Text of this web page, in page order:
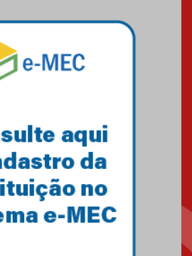
04.08.2026
Mackenzie recepciona os
calouros do segundo semestre
Como o Colégio Mackenzie
Brasília prepara seus
estudantes para o PAS antes
mesmo do Ensino Médio